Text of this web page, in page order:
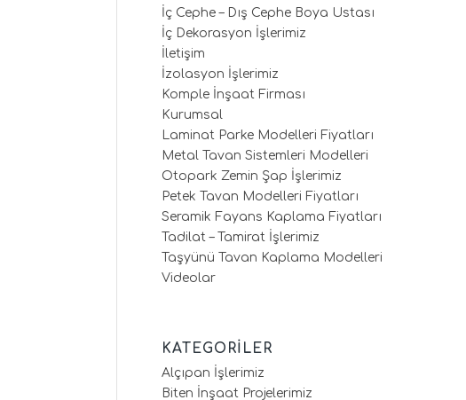
İç Cephe – Dış Cephe Boya Ustası
İç Dekorasyon İşlerimiz
İletişim
İzolasyon İşlerimiz
Komple İnşaat Firması
Kurumsal
Laminat Parke Modelleri Fiyatları
Metal Tavan Sistemleri Modelleri
Otopark Zemin Şap İşlerimiz
Petek Tavan Modelleri Fiyatları
Seramik Fayans Kaplama Fiyatları
Tadilat – Tamirat İşlerimiz
Taşyünü Tavan Kaplama Modelleri
Videolar
KATEGORILER
Alçıpan İşlerimiz
Biten İnşaat Projelerimiz